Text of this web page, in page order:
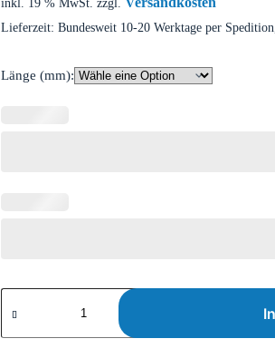
inkl. 19 % MwSt. zzgl.
Lieferzeit: Bundesweit 10-20 Werktage per
Länge (mm):